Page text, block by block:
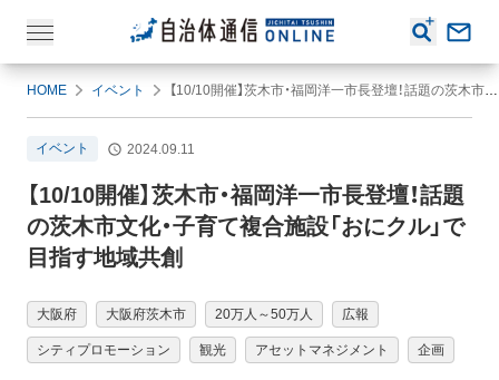
HOME イベント 【10/10開催】茨木市・福岡洋一市長登壇！話題の茨木市文化・子育て複合施設「おにクル」で目指す地域共創
イベント 2024.09.11
【10/10開催】茨木市・福岡洋一市長登壇！話題
の茨木市文化・子育て複合施設「おにクル」で
目指す地域共創
大阪府 大阪府茨木市 20万人～50万人 広報
シティプロモーション 観光 アセットマネジメント 企画